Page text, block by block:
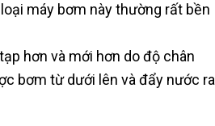
máy bơm này thường rất bền
hơn và mới hơn do độ chân
bơm từ dưới lên và đẩy nước ra